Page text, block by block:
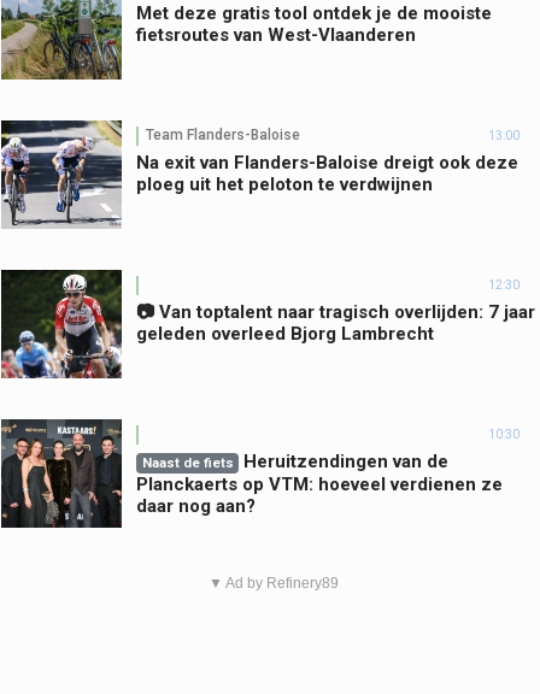
Met deze gratis tool ontdek je de mooiste
fietsroutes van West-Vlaanderen
Team Flanders-Baloise 13:00
Na exit van Flanders-Baloise dreigt ook deze
ploeg uit het peloton te verdwijnen
12:30
📷 Van toptalent naar tragisch overlijden: 7 jaar
geleden overleed Bjorg Lambrecht
10:30
Naast de fiets
Heruitzendingen van de
Planckaerts op VTM: hoeveel verdienen ze
daar nog aan?
▼ Ad by Refinery89